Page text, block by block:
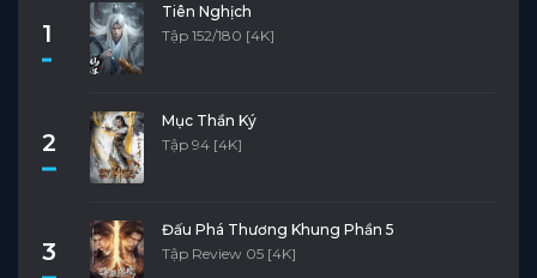
1
Tiên Nghịch
Tập 152/180 [4K]
2
Mục Thần Ký
Tập 94 [4K]
3
Đấu Phá Thương Khung Phần 5
Tập Review 05 [4K]